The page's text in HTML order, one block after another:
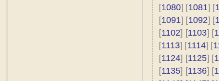
[1080] [1081] [
[1091] [1092] [
[1102] [1103] [
[1113] [1114] [
[1124] [1125] [
[1135] [1136] [